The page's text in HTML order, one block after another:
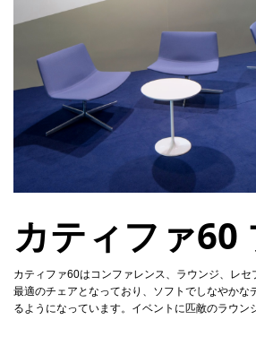
カティファ60
カティファ60はコンファレンス、ラウンジ、レセ
最適のチェアとなっており、ソフトでしなやかな
るようになっています。イベントに匹敵のラウン